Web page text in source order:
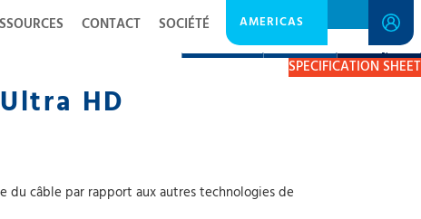
CONTACT SOCIÉTÉ AMERICAS
DESCRIPTIONRESOURCESGET A QUOTE
SPECIFICATION SHEET
HD
du câble par rapport aux autres technologies de